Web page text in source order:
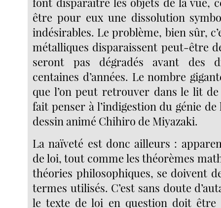
être pour eux une dissolution
indésirables. Le problème, bien sûr,
métalliques disparaissent peut-être
seront pas dégradés avant des
centaines d’années. Le nombre
que l’on peut retrouver dans le lit
fait penser à l’indigestion du génie
dessin animé Chihiro de Miyazaki.
La naïveté est donc ailleurs :
de loi, tout comme les théorèmes
théories philosophiques, se doivent
termes utilisés. C’est sans doute
le texte de loi en question doit